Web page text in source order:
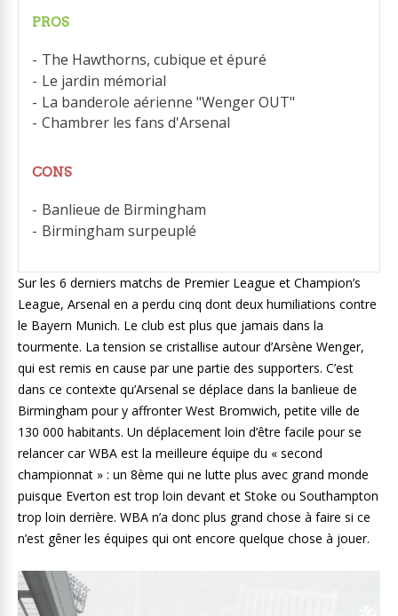
PROS
The Hawthorns, cubique et épuré
Le jardin mémorial
La banderole aérienne "Wenger OUT"
Chambrer les fans d'Arsenal
CONS
Banlieue de Birmingham
Birmingham surpeuplé
Sur les 6 derniers matchs de Premier League et Champion’s
League, Arsenal en a perdu cinq dont deux humiliations contre
le Bayern Munich. Le club est plus que jamais dans la
tourmente. La tension se cristallise autour d’Arsène Wenger,
qui est remis en cause par une partie des supporters. C’est
dans ce contexte qu’Arsenal se déplace dans la banlieue de
Birmingham pour y affronter West Bromwich, petite ville de
130 000 habitants. Un déplacement loin d’être facile pour se
relancer car WBA est la meilleure équipe du « second
championnat » : un 8ème qui ne lutte plus avec grand monde
puisque Everton est trop loin devant et Stoke ou Southampton
trop loin derrière. WBA n’a donc plus grand chose à faire si ce
n’est gêner les équipes qui ont encore quelque chose à jouer.